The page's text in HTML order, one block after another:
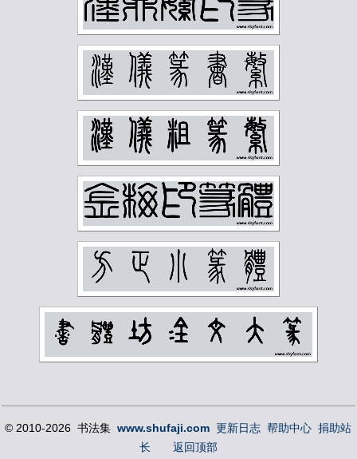
金石大字典 钟刚中
钱君匋
钱松岩 钱瘦铁
陆俨少
陆抑非 陆维钊
陈之佛
陈叔亮 陈叔通
陈君藻
陈子庄 陈少梅
陈巨来
陈缘督 陈衡恪
陶博吾
顾廷龙 顾麟士
马一浮
马公愚 马叙伦
马晋
高二适 高剑父
高奇峰
鲁迅 麦华三
黄士陵
黄山寿 黄节
黄葆戊
齐燕铭 齐璜
© 2010-2026 书法集www.shufaji.com 更新日志 帮助中心 捐助站
长
返回顶部